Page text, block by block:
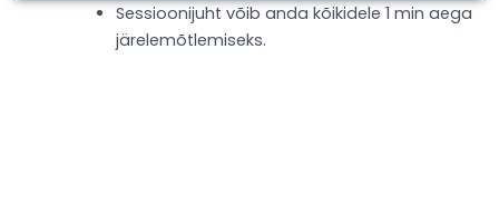
Sessioonijuht võib anda kõikidele 1 min aega
järelemõtlemiseks.